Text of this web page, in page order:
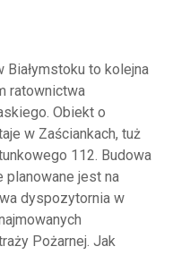
to kolejna
ratownictwa
Obiekt o
w Zaściankach, tuż
112. Budowa
planowane jest na
dyspozytornia w
Pożarnej. Jak